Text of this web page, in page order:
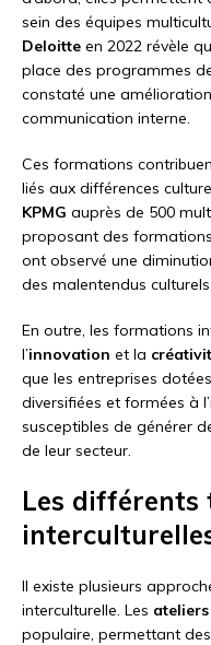
sein des équipes
Deloitte en 2022 révèle
place des programmes
constaté une
communication interne.
Ces formations
liés aux différences
KPMG auprès de 500
proposant des
ont observé une
des malentendus culturels.
En outre, les formations
l’innovation et la
que les entreprises
diversifiées et formées à
susceptibles de générer
de leur secteur.
Les différents
Il existe plusieurs
interculturelle. Les
populaire, permettant